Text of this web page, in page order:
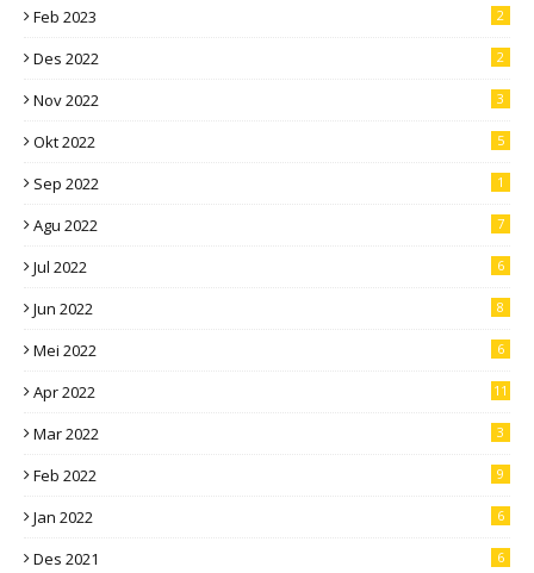
Feb 2023 2
Des 2022 2
Nov 2022 3
Okt 2022 5
Sep 2022 1
Agu 2022 7
Jul 2022 6
Jun 2022 8
Mei 2022 6
Apr 2022 11
Mar 2022 3
Feb 2022 9
Jan 2022 6
Des 2021 6